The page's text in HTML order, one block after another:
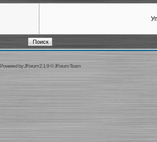
Powered byJForum 2.1.9©JForum Team